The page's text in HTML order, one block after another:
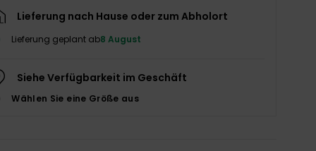
Lieferung nach Hause oder zum Abholort
Lieferung geplant ab8 August
Siehe Verfügbarkeit im Geschäft
Wählen Sie eine Größe aus